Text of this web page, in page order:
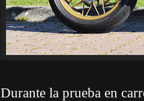
Durante la prueba en